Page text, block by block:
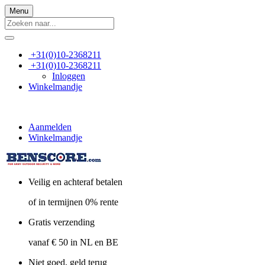
Menu
+31(0)10-2368211
+31(0)10-2368211
Inloggen
Winkelmandje
Aanmelden
Winkelmandje
Veilig en achteraf betalen
of in termijnen 0% rente
Gratis verzending
vanaf € 50 in NL en BE
Niet goed, geld terug